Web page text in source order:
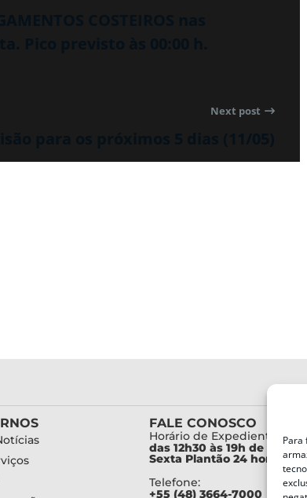
Para
Next post
FALE CONOSCO
Horário de Expediente:
das 12h30 às 19h de
Sexta Plantão 24 horas
Telefone:
+55 (48) 3664-7000